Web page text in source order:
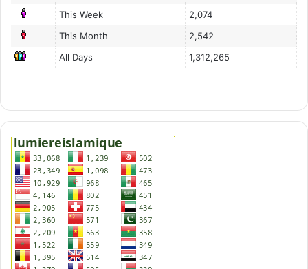
This Week
2,074
This Month
2,542
All Days
1,312,265